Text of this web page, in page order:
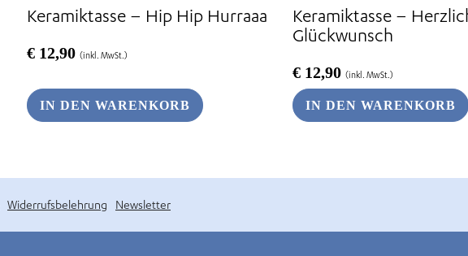
Keramiktasse – Hip Hip Hurraaa
€12,90 (inkl. MwSt.)
IN DEN WARENKORB
Keramiktasse –
Glückwunsch
€ 12,90 (inkl. MwSt.)
IN DEN WARENKORB
Widerrufsbelehrung Newsletter